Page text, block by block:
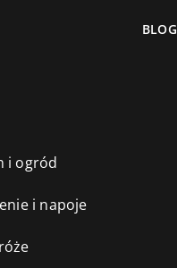
BLOG
i ogród
i napoje